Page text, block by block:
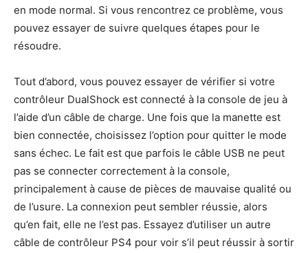
en mode normal. Si vous rencontrez ce problème, vous
pouvez essayer de suivre quelques étapes pour le
résoudre.
Tout d’abord, vous pouvez essayer de vérifier si votre
contrôleur DualShock est connecté à la console de jeu à
l’aide d’un câble de charge. Une fois que la manette est
bien connectée, choisissez l’option pour quitter le mode
sans échec. Le fait est que parfois le câble USB ne peut
pas se connecter correctement à la console,
principalement à cause de pièces de mauvaise qualité ou
de l’usure. La connexion peut sembler réussie, alors
qu’en fait, elle ne l’est pas. Essayez d’utiliser un autre
câble de contrôleur PS4 pour voir s’il peut réussir à sortir